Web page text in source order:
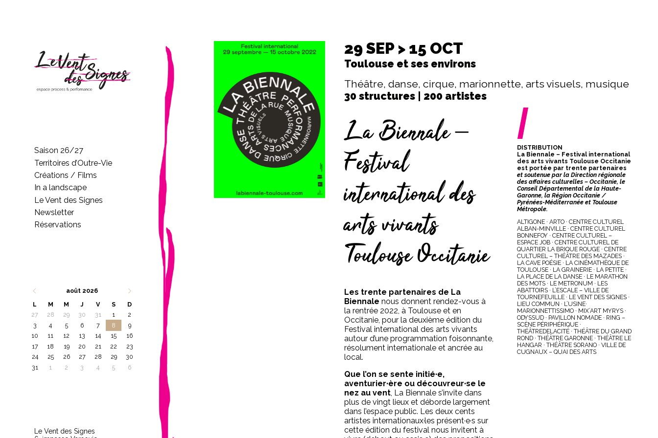
Saison 26/27
Territoires d’Outre-Vie
Créations / Films
In a landscape
Le Vent des Signes
Newsletter
Réservations
août 2026
L
M M J V S
D
27
28 29 30 31 1
2
3
4 5 6 7 8
9
10
11 12 13 14 15
16
17
18 19 20 21 22
23
24
25 26 27 28 29
30
31
1 2 3 4 5 6
Le Vent des Signes
29 SEP > 15 OCT
Toulouse et ses environs
Théâtre, danse, cirque, marionnette, arts visuels, musique
30 structures | 200 artistes
La Biennale –
Festival
international des
arts vivants
Toulouse Occitanie
Les trente partenaires de La
Biennale nous donnent rendez-vous à
la rentrée 2022, à Toulouse et en
Occitanie, pour la deuxième édition du
Festival international des arts vivants
autour d’une programmation foisonnante,
résolument internationale et ancrée au
local.
Que l’on se sente initié·e,
aventurier·ère ou découvreur·se le
nez au vent, La Biennale s’invite dans
plus de vingt lieux et déborde largement
dans l’espace public. Les deux cents
artistes internationaux·les présent·e·s sur
cette édition du festival nous invitent à
/
DISTRIBUTION
La Biennale – Festival international
des arts vivants Toulouse Occitanie
est portée par trente partenaires
et soutenue par la Direction régionale
des affaires culturelles – Occitanie, le
Conseil Départemental de la Haute-
Garonne, la Région Occitanie /
Pyrénées-Méditerranée et Toulouse
Métropole.
ALTIGONE · ARTO · CENTRE CULTUREL
ALBAN-MINVILLE · CENTRE CULTUREL
BONNEFOY · CENTRE CULTUREL –
ESPACE JOB · CENTRE CULTUREL DE
QUARTIER LA BRIQUE ROUGE · CENTRE
CULTUREL – THÉÂTRE DES MAZADES ·
LA CAVE POÉSIE · LA CINÉMATHÈQUE DE
TOULOUSE · LA GRAINERIE · LA PETITE ·
LA PLACE DE LA DANSE · LE MARATHON
DES MOTS · LE METRONUM · LES
ABATTOIRS · L’ESCALE – VILLE DE
TOURNEFEUILLE · LE VENT DES SIGNES ·
LIEU COMMUN · L’USINE·
MARIONNETTISSIMO · MIX’ART MYRYS ·
ODYSSUD · PAVILLON NOMADE · RING –
SCÈNE PÉRIPHÉRIQUE ·
THÉÂTREDELACITÉ · THÉÂTRE DU GRAND
ROND · THÉÂTRE GARONNE · THÉÂTRE LE
HANGAR · THÉÂTRE SORANO · VILLE DE
CUGNAUX – QUAI DES ARTS